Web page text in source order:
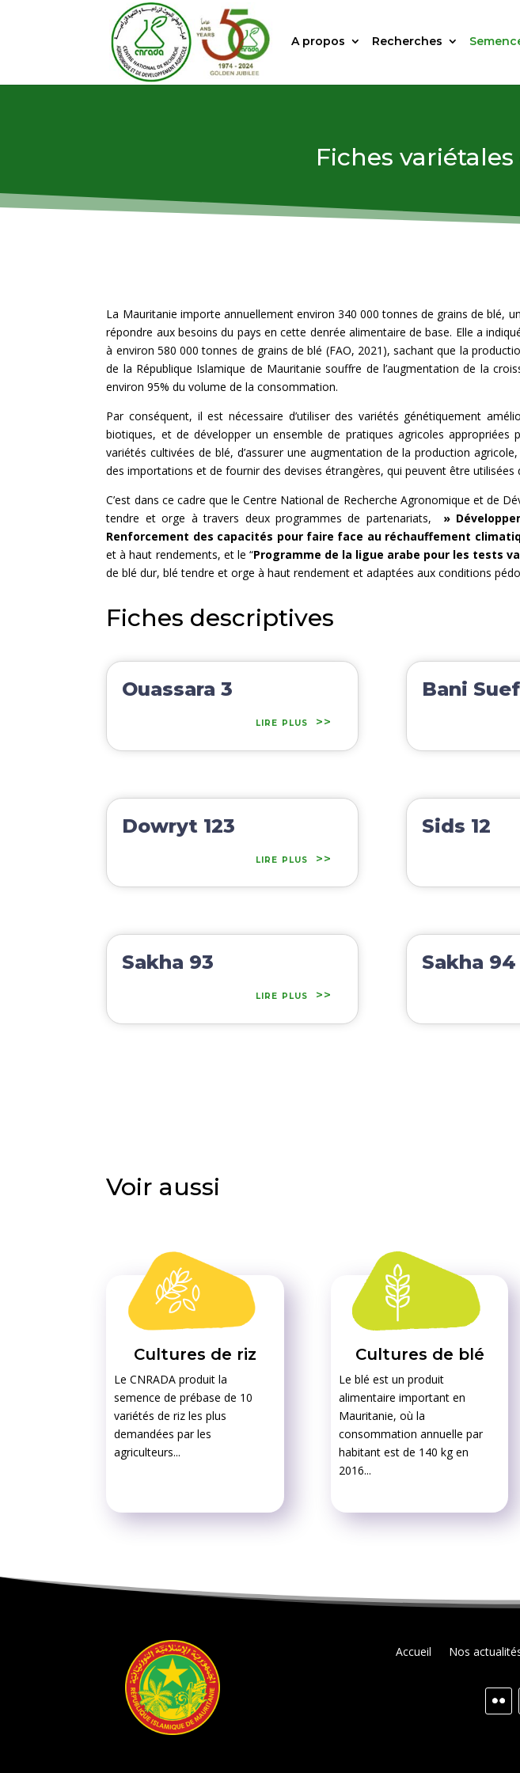
A propos Recherches
Fiches
La Mauritanie importe annuellement environ 340 000 tonnes de grains de blé,
répondre aux besoins du pays en cette denrée alimentaire de base. Elle a
à environ 580 000 tonnes de grains de blé (FAO, 2021), sachant que la
de la République Islamique de Mauritanie souffre de l’augmentation de la
environ 95% du volume de la consommation.
Par conséquent, il est nécessaire d’utiliser des variétés génétiquement
biotiques, et de développer un ensemble de pratiques agricoles
variétés cultivées de blé, d’assurer une augmentation de la production
des importations et de fournir des devises étrangères, qui peuvent être
C’est dans ce cadre que le Centre National de Recherche Agronomique et de
tendre et orge à travers deux programmes de partenariats,
»
Renforcement des capacités pour faire face au réchauffement
et à haut rendements, et le “Programme de la ligue arabe pour les tests
de blé dur, blé tendre et orge à haut rendement et adaptées aux conditions
Fiches descriptives
Ouassara 3
lire plus
Dowryt 123
lire plus
Sakha 93
lire plus
Bani
Sids 12
Sakha 94
Voir aussi
Cultures de riz
Le CNRADA produit la
semence de prébase de 10
variétés de riz les plus
demandées par les
agriculteurs...
Cultures de blé
Le blé est un produit
alimentaire important en
Mauritanie, où la
consommation annuelle par
habitant est de 140 kg en
2016...
Accueil Nos